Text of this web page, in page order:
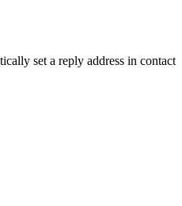
set a reply address in contact